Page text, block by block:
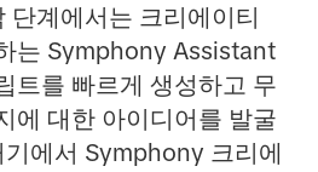
단계에서는 크리에이티
는 Symphony Assistant
트를 빠르게 생성하고 무
에 대한 아이디어를 발굴
에서 Symphony 크리에